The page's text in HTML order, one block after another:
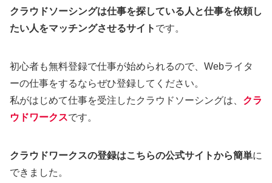
クラウドソーシングは仕事を探している人と仕事を依頼し
たい人をマッチングさせるサイト です。
初心者も無料登録で仕事が始められるので、Webライタ
ーの仕事をするならぜひ登録してください。
私がはじめて仕事を受注したクラウドソーシングは、 クラ
ウドワークスです。
クラウドワークスの登録はこちらの公式サイトから簡単に
できました。